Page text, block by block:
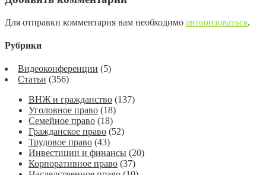
Для отправки комментария вам необходимо авторизоваться.
Рубрики
Видеоконференции (5)
Статьи (356)
ВНЖ и гражданство (137)
Уголовное право (18)
Семейное право (18)
Гражданское право (52)
Трудовое право (43)
Инвестиции и финансы (20)
Корпоративное право (37)